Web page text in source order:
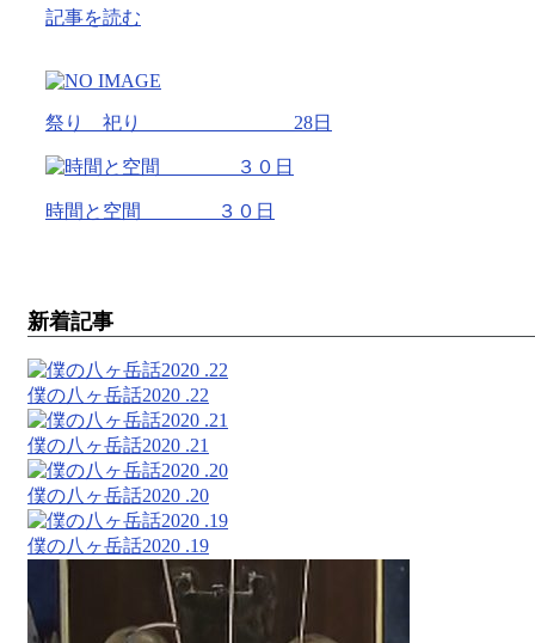
記事を読む
祭り 祀り 28日
時間と空間 ３０日
新着記事
僕の八ヶ岳話2020 .22
僕の八ヶ岳話2020 .21
僕の八ヶ岳話2020 .20
僕の八ヶ岳話2020 .19